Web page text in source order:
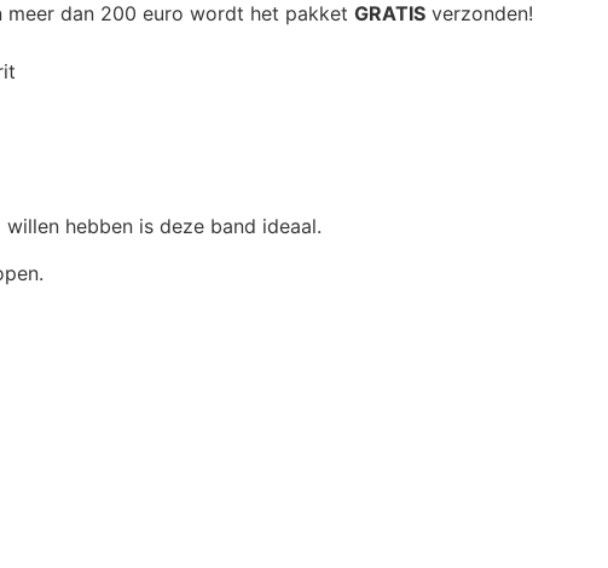
meer dan 200 euro wordt het pakket GRATIS verzonden!
hebben is deze band ideaal.